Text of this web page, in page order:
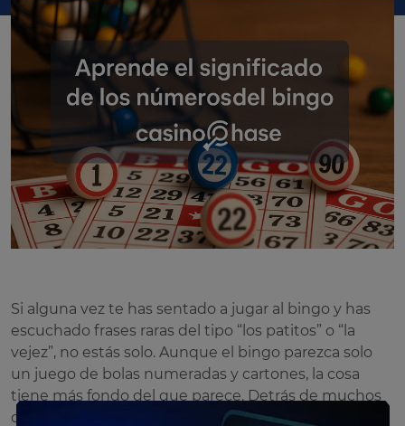
Si alguna vez te has sentado a jugar al bingo y has
escuchado frases raras del tipo “los patitos” o “la
vejez”, no estás solo. Aunque el bingo parezca solo
un juego de bolas numeradas y cartones, la cosa
tiene más fondo del que parece. Detrás de muchos
de esos números hay significados, motes y hasta